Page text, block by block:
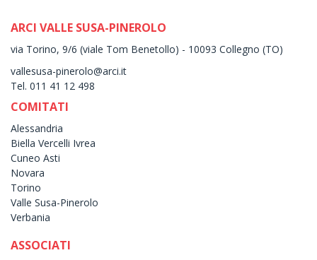
ARCI VALLE SUSA-PINEROLO
via Torino, 9/6 (viale Tom Benetollo) - 10093 Collegno (TO)
vallesusa-pinerolo@arci.it
Tel. 011 41 12 498
COMITATI
Alessandria
Biella Vercelli Ivrea
Cuneo Asti
Novara
Torino
Valle Susa-Pinerolo
Verbania
ASSOCIATI